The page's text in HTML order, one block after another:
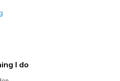
to size
I do